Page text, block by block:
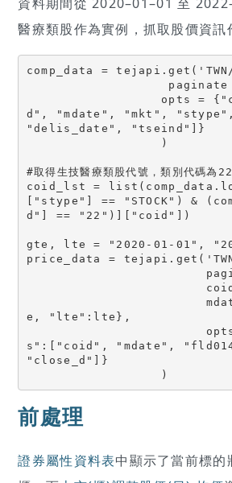
醫療類股作為實例，抓取股價資訊
comp_data = tejapi.get('TWN/
d", "mdate", "mkt",
"delis_date", "tseind"]}
#取得生技醫療類股代號，類別代碼為22
coid_lst =
["stype"] == "STOCK") &
d"] == "22")]["coid"])
gte, lte = "2020-01-01",
price_data = tejapi.get('TWN/
e, "lte":lte},
s":["coid", "mdate",
"close_d"]}
                  )
前處理
證券屬性資料表中顯示了當前標的